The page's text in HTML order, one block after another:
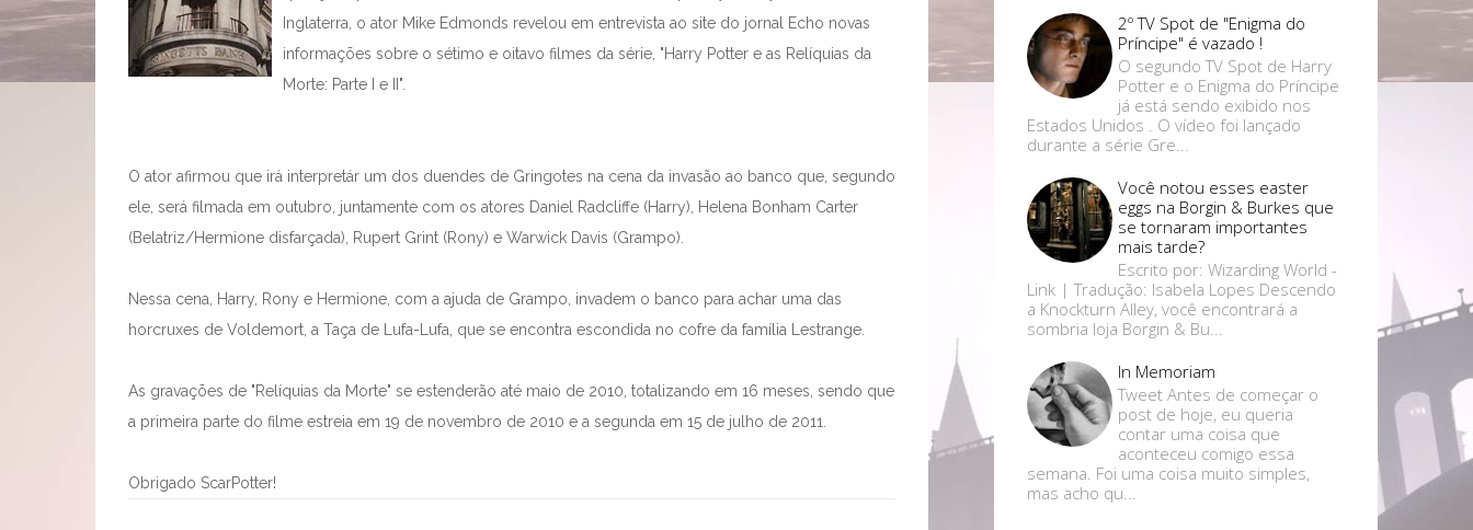
Inglaterra, o ator Mike Edmonds revelou em entrevista ao site do jornal Echo novas
informações sobre o sétimo e oitavo filmes da série, "Harry Potter e as Relíquias da
Morte: Parte I e II".
O ator afirmou que irá interpretár um dos duendes de Gringotes na cena da invasão ao banco que, segundo
ele, será filmada em outubro, juntamente com os atores Daniel Radcliffe (Harry), Helena Bonham Carter
(Belatriz/Hermione disfarçada), Rupert Grint (Rony) e Warwick Davis (Grampo).
Nessa cena, Harry, Rony e Hermione, com a ajuda de Grampo, invadem o banco para achar uma das
horcruxes de Voldemort, a Taça de Lufa-Lufa, que se encontra escondida no cofre da família Lestrange.
As gravações de "Relíquias da Morte" se estenderão até maio de 2010, totalizando em 16 meses, sendo que
a primeira parte do filme estreia em 19 de novembro de 2010 e a segunda em 15 de julho de 2011.
Obrigado ScarPotter!
2º TV Spot de "Enigma do
Príncipe" é vazado !
O segundo TV Spot de Harry
Potter e o Enigma do Príncipe
já está sendo exibido nos
Estados Unidos . O vídeo foi lançado
durante a série Gre...
Você notou esses easter
eggs na Borgin & Burkes que
se tornaram importantes
mais tarde?
Escrito por: Wizarding World -
Link | Tradução: Isabela Lopes Descendo
a Knockturn Alley, você encontrará a
sombria loja Borgin & Bu...
In Memoriam
Tweet Antes de começar o
post de hoje, eu queria
contar uma coisa que
aconteceu comigo essa
semana. Foi uma coisa muito simples,
mas acho qu...